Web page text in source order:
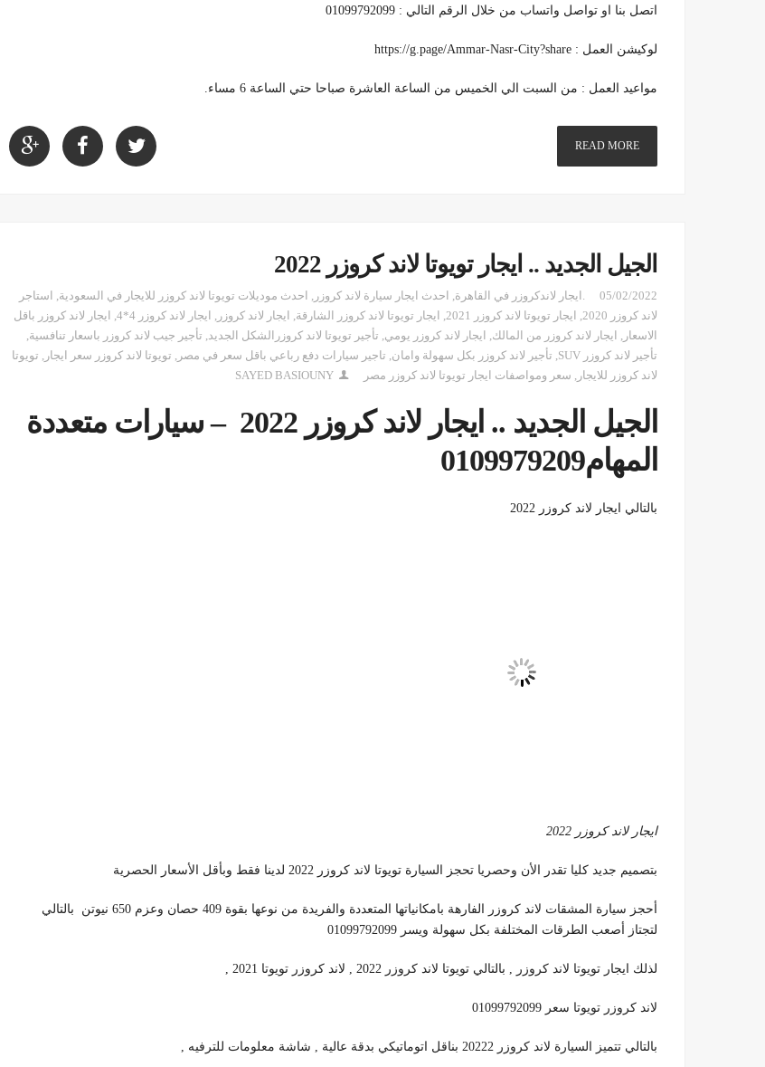
اتصل بنا او تواصل واتساب من خلال الرقم التالي : 01099792099
لوكيشن العمل : https://g.page/Ammar-Nasr-City?share
مواعيد العمل : من السبت الي الخميس من الساعة العاشرة صباحا حتي الساعة 6 مساء.
READ MORE
الجيل الجديد .. ايجار تويوتا لاند كروزر 2022
05/02/2022 .ايجار لاندكروزر في القاهرة, احدث ايجار سيارة لاند كروزر , احدث موديلات تويوتا لاند كروزر للايجار في السعودية, استاجر
لاند كروزر 2020
, ايجار تويوتا لاند كروزر 2021 , ايجار تويوتا لاند كروزر الشارقة, ايجار لاند كروزر , ايجار لاند كروزر 4*4 , ايجار لاند كروزر باقل
الاسعار , ايجار لاند كروزر من المالك, ايجار لاند كروزر يومي, تأجير تويوتا لاند كروزرالشكل الجديد, تأجير جيب لاند كروزر باسعار تنافسية,
تأجير لاند كروزر SUV
, تأجير لاند كروزر بكل سهولة وامان, تاجير سيارات دفع رباعي باقل سعر في مصر , تويوتا لاند كروزر سعر ايجار , تويوتا
لاند كروزر للايجار , سعر ومواصفات ايجار تويوتا لاند كروزر مصر SAYED BASIOUNY
الجيل الجديد .. ايجار لاند كروزر 2022 – سيارات متعددة
المهام0109979209
بالتالي ايجار لاند كروزر 2022
ايجار لاند كروزر 2022
بتصميم جديد كليا تقدر الأن وحصريا تحجز السيارة تويوتا لاند كروزر 2022 لدينا فقط وبأقل الأسعار الحصرية
أحجز سيارة المشقات لاند كروزر الفارهة بامكانياتها المتعددة والفريدة من نوعها بقوة 409 حصان وعزم 650 نيوتن بالتالي
لتجتاز أصعب الطرقات المختلفة بكل سهولة ويسر 01099792099
لذلك ايجار تويوتا لاند كروزر , بالتالي تويوتا لاند كروزر 2022 , لاند كروزر تويوتا 2021 ,
لاند كروزر تويوتا سعر 01099792099
بالتالي تتميز السيارة لاند كروزر 20222 بناقل اتوماتيكي بدقة عالية , شاشة معلومات للترفيه ,